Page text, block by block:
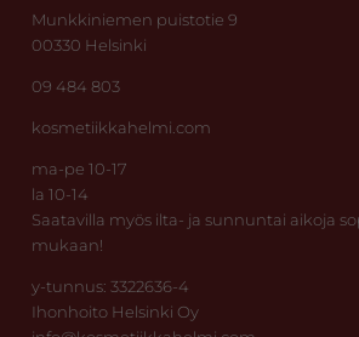
Munkkiniemen puistotie 9
00330 Helsinki
09 484 803
kosmetiikkahelmi.com
ma-pe 10-17
la 10-14
Saatavilla myös ilta- ja sunnuntai aikoja
mukaan!
y-tunnus: 3322636-4
Ihonhoito Helsinki Oy